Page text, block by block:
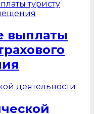
выплаты